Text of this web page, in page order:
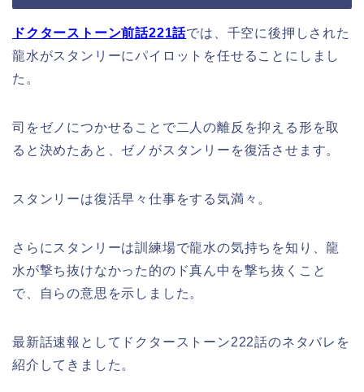
ドクターストーン前話221話では、千空に後押しされた
龍水がスタンリーにパイロットを任せることにしまし
た。
司をゼノにつかせることで二人の離反を抑える形を取
ると決めたあと、ゼノがスタンリーを復活させます。
スタンリーは復活早々仕事をする気満々。
さらにスタンリーは訓練場で龍水の気持ちを知り、龍
水が撃ち抜けなかった的のド真ん中を撃ち抜くこと
で、自らの意思を示しました。
最新話速報としてドクターストーン222話のネタバレを
紹介してきました。